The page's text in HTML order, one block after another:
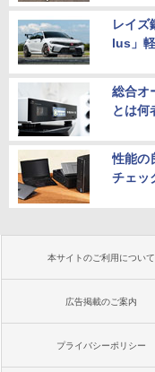
レイズ
lus」
総合オ
とは何
性能の
チェッ
本サイトのご利用について
広告掲載のご案内
プライバシーポリシー